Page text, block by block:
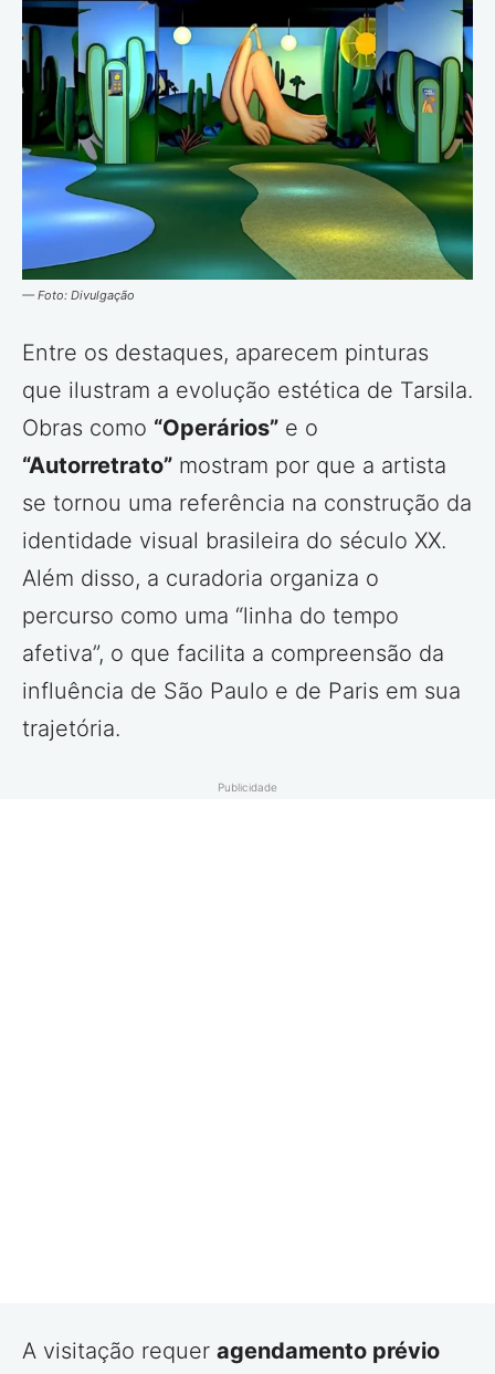
— Foto: Divulgação
Entre os destaques, aparecem pinturas
que ilustram a evolução estética de Tarsila.
Obras como “Operários” e o
“Autorretrato” mostram por que a artista
se tornou uma referência na construção da
identidade visual brasileira do século XX.
Além disso, a curadoria organiza o
percurso como uma “linha do tempo
afetiva”, o que facilita a compreensão da
influência de São Paulo e de Paris em sua
trajetória.
Publicidade
A visitação requer agendamento prévio